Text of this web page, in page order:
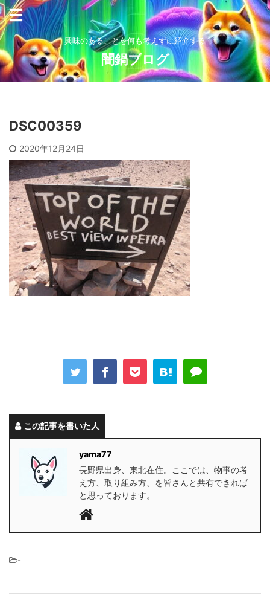
興味のあることを何も考えずに紹介する
闇鍋ブログ
DSC00359
2020年12月24日
この記事を書いた人
yama77
長野県出身、東北在住。ここでは、物事の考
え方、取り組み方、を皆さんと共有できれば
と思っております。
-